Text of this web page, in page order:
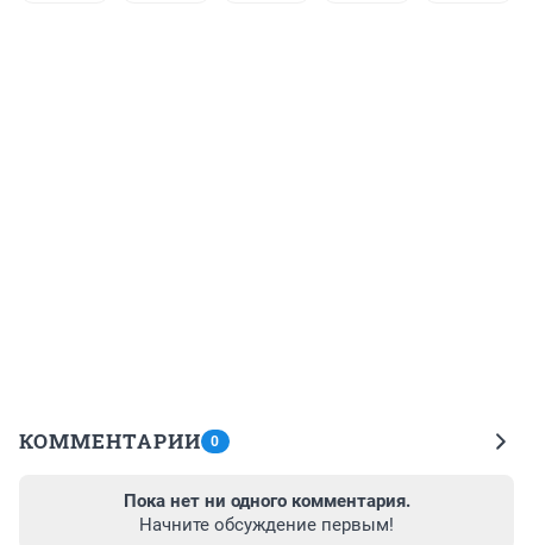
КОММЕНТАРИИ 0
Пока нет ни одного комментария.
Начните обсуждение первым!